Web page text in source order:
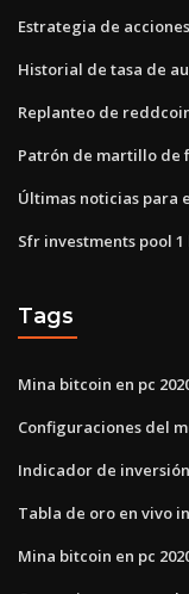
Estrategia de
Historial de tasa de
Replanteo de
Patrón de martillo de
Últimas noticias para
Sfr investments pool 1
Tags
Mina bitcoin en pc
Configuraciones del
Indicador de
Tabla de oro en vivo
Mina bitcoin en pc